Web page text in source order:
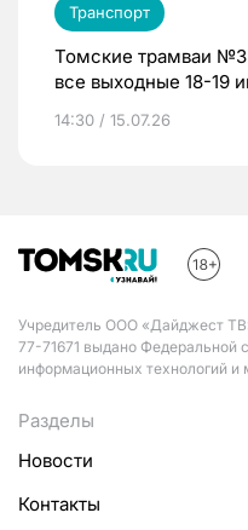
Транспорт
Томские трамваи №3
все выходные 18-19
14:30 / 15.07.26
Учредитель ООО «Дайджест
77-71671 выдано Федеральной
информационных технологий и
Разделы
Новости
Контакты